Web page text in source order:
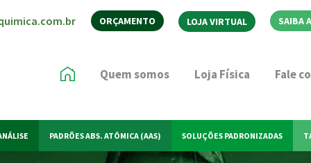
ORÇAMENTO LOJA VIRTUAL SAIBA
Quem somos Loja Física Fale
PADRÕES ABS. ATÔMICA (AAS) SOLUÇÕES PADRONIZADAS